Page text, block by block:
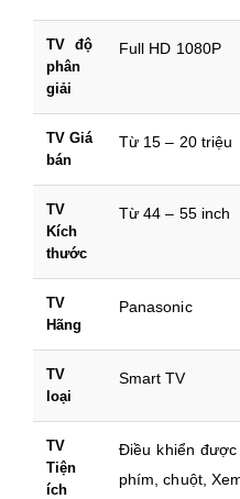
TV độ
phân
giải
Full HD 1080P
TV Giá
bán
Từ 15 – 20 triệu
TV
Kích
thước
Từ 44 – 55 inch
TV
Hãng
Panasonic
TV
loại
Smart TV
TV
Tiện
ích
Điều khiển
phím, chuột,